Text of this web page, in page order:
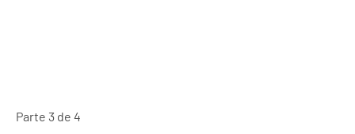
Parte 3 de 4